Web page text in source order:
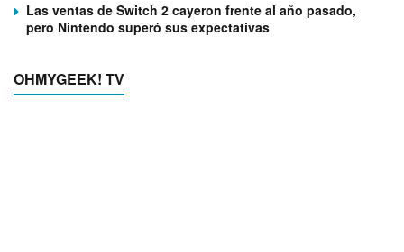
Las ventas de Switch 2 cayeron frente al año pasado,
pero Nintendo superó sus expectativas
OHMYGEEK! TV